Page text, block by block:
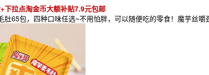
下拉点淘金币大额补贴7.9元包邮
肚65包，四种口味任选~不用怕胖，可以随便吃的零食！魔芋丝